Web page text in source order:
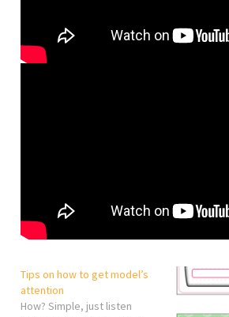
Tips on how to get model’s
attention
How? Simple, just listen